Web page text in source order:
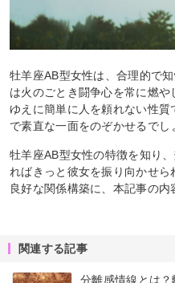
牡羊座AB型女性は、合理的で
は火のごとき闘争心を常に燃
ゆえに簡単に人を頼れない性
で素直な一面をのぞかせるでし
牡羊座AB型女性の特徴を知り
ればきっと彼女を振り向かせ
良好な関係構築に、本記事の内
関連する記事
分離感情線とは